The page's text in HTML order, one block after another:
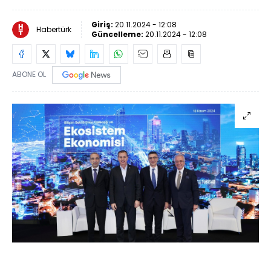
Habertürk Giriş: 20.11.2024 - 12:08
Güncelleme: 20.11.2024 - 12:08
ABONE OL